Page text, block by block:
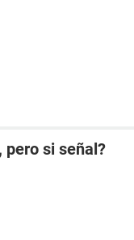
pero si señal?